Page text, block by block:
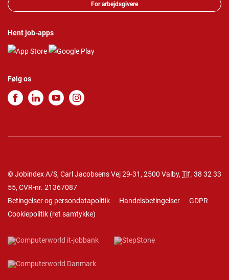
For arbejdsgivere
Hent job-apps
Følg os
© Jobindex A/S, Carl Jacobsens Vej 29-31, 2500 Valby, Tlf. 38 32 33
55, CVR-nr. 21367087
Betingelser og persondatapolitik
Handelsbetingelser
GDPR
Cookiepolitik (ret samtykke)